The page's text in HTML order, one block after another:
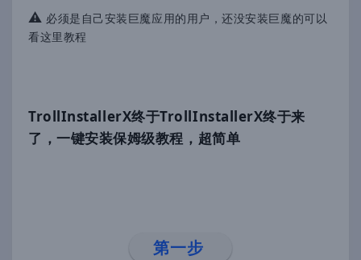
⚠️ 必须是自己安装巨魔应用的用户，还没安装巨魔的可以
看这里教程
TrollInstallerX终于TrollInstallerX终于来
了，一键安装保姆级教程，超简单
第一步